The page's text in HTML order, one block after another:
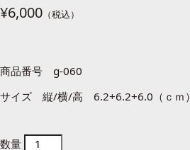
¥6,000
商品番号 g-060
サイズ 縦/横/高 6.2+6.2+6.0（ｃｍ）